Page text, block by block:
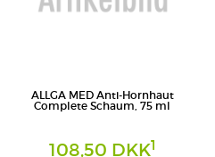
ALLGA MED Anti-Hornhaut
Complete Schaum, 75 ml
108,50 DKK1